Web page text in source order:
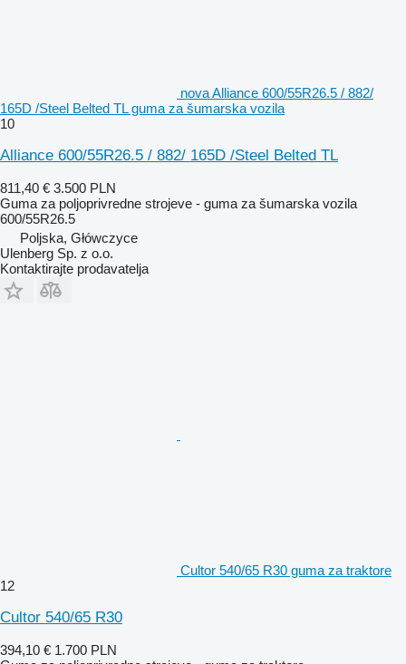
nova Alliance 600/55R26.5 / 882/
165D /Steel Belted TL guma za šumarska vozila
10
Alliance 600/55R26.5 / 882/ 165D /Steel Belted TL
811,40 € 3.500 PLN
Guma za poljoprivredne strojeve - guma za šumarska vozila
600/55R26.5
Poljska, Główczyce
Ulenberg Sp. z o.o.
Kontaktirajte prodavatelja
Cultor 540/65 R30 guma za traktore
12
Cultor 540/65 R30
394,10 € 1.700 PLN